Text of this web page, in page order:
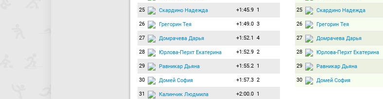
25 Скардино Надежда +1:45.9 1
26 Грегорин Тея +1:49.0 3
27 Домрачева Дарья +1:52.1 4
28 Юрлова-Перхт Екатерина +1:52.9 2
29 Равникар Дьяна +1:55.2 1
30 Домей София +1:57.3 2
31 Калинчик Людмила +2:00.0 1
25 Скардино Надежда
26 Грегорин Тея
27 Домрачева Дарья
28 Юрлова-Перхт Екатерина
29 Равникар Дьяна
30 Домей София